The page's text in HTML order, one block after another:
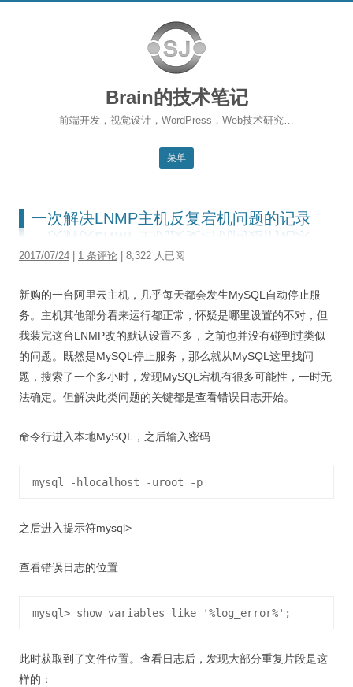
Brain的技术笔记
前端开发，视觉设计，WordPress，Web技术研究…
菜单
博客首页
WordPress
前端开发
SEO
视觉/交互设计
杂项研究
一次解决LNMP主机反复宕机问题的记录
2017/07/24 1 条评论 | 8,322 人已阅
新购的一台阿里云主机，几乎每天都会发生MySQL自动停止服
务。主机其他部分看来运行都正常，怀疑是哪里设置的不对，但
我装完这台LNMP改的默认设置不多，之前也并没有碰到过类似
的问题。既然是MySQL停止服务，那么就从MySQL这里找问
题，搜索了一个多小时，发现MySQL宕机有很多可能性，一时无
法确定。但解决此类问题的关键都是查看错误日志开始。
命令行进入本地MySQL，之后输入密码
之后进入提示符mysql>
查看错误日志的位置
此时获取到了文件位置。查看日志后，发现大部分重复片段是这
样的：